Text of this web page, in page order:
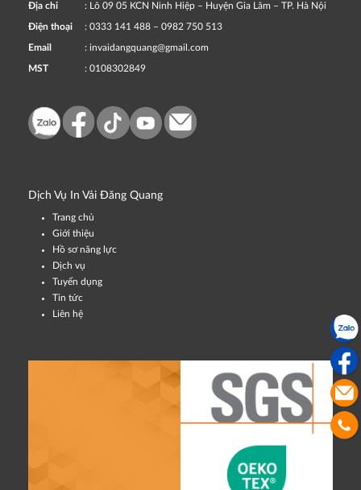
Địa chỉ : Lô 09 05 KCN Ninh Hiệp – Huyện Gia Lâm – TP. Hà Nội
Điện thoại : 0333 141 488 – 0982 750 513
Email : invaidangquang@gmail.com
MST : 0108302849
Dịch Vụ In Vải Đăng Quang
Trang chủ
Giới thiệu
Hồ sơ năng lực
Dịch vụ
Tuyển dụng
Tin tức
Liên hệ